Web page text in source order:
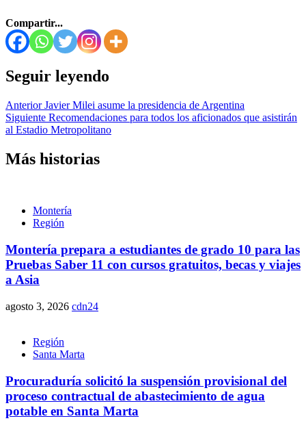
Compartir...
Seguir leyendo
AnteriorJavier Milei asume la presidencia de Argentina
Siguiente Recomendaciones para todos los aficionados que asistirán
al Estadio Metropolitano
Más historias
Montería
Región
Montería prepara a estudiantes de grado 10 para las
Pruebas Saber 11 con cursos gratuitos, becas y viajes
a Asia
agosto 3, 2026 cdn24
Región
Santa Marta
Procuraduría solicitó la suspensión provisional del
proceso contractual de abastecimiento de agua
potable en Santa Marta